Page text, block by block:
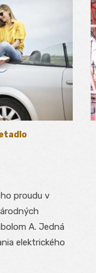
proudu v
A. Jedná
elektrického